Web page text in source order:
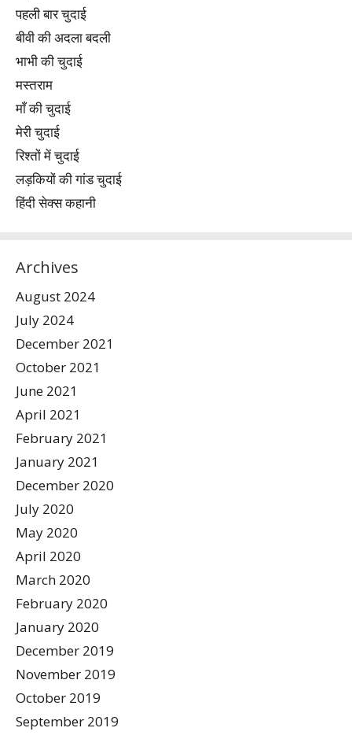
पहली बार चुदाई
बीवी की अदला बदली
भाभी की चुदाई
मस्तराम
माँ की चुदाई
मेरी चुदाई
रिश्तों में चुदाई
लड़कियों की गांड चुदाई
हिंदी सेक्स कहानी
Archives
August 2024
July 2024
December 2021
October 2021
June 2021
April 2021
February 2021
January 2021
December 2020
July 2020
May 2020
April 2020
March 2020
February 2020
January 2020
December 2019
November 2019
October 2019
September 2019